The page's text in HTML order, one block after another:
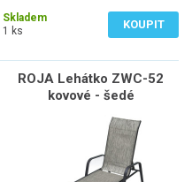
Skladem
1 ks
KOUPIT
ROJA Lehátko ZWC-52
kovové - šedé